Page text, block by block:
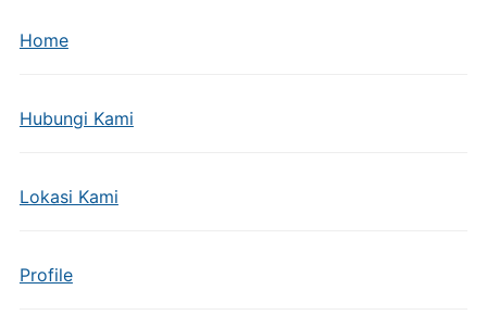
Home
Hubungi Kami
Lokasi Kami
Profile